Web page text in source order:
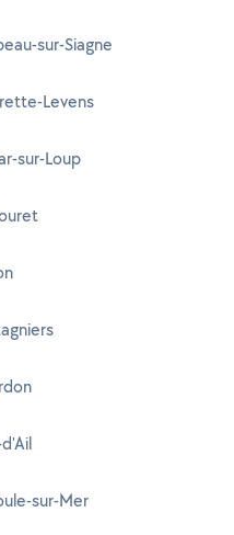
sur-Siagne
Levens
sur-Loup
sur-Mer